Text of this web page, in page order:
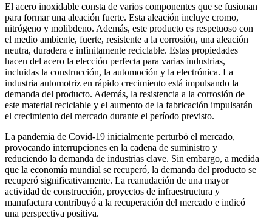
El acero inoxidable consta de varios componentes que se fusionan
para formar una aleación fuerte. Esta aleación incluye cromo,
nitrógeno y molibdeno. Además, este producto es respetuoso con
el medio ambiente, fuerte, resistente a la corrosión, una aleación
neutra, duradera e infinitamente reciclable. Estas propiedades
hacen del acero la elección perfecta para varias industrias,
incluidas la construcción, la automoción y la electrónica. La
industria automotriz en rápido crecimiento está impulsando la
demanda del producto. Además, la resistencia a la corrosión de
este material reciclable y el aumento de la fabricación impulsarán
el crecimiento del mercado durante el período previsto.
La pandemia de Covid-19 inicialmente perturbó el mercado,
provocando interrupciones en la cadena de suministro y
reduciendo la demanda de industrias clave. Sin embargo, a medida
que la economía mundial se recuperó, la demanda del producto se
recuperó significativamente. La reanudación de una mayor
actividad de construcción, proyectos de infraestructura y
manufactura contribuyó a la recuperación del mercado e indicó
una perspectiva positiva.